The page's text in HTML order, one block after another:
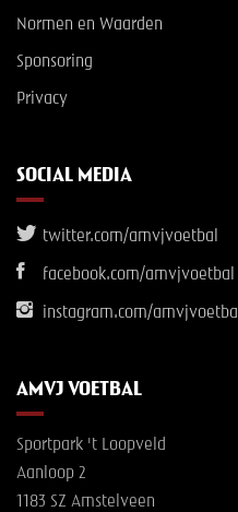
Normen en Waarden
Sponsoring
Privacy
SOCIAL MEDIA
twitter.com/amvjvoetbal
facebook.com/amvjvoetbal
instagram.com/amvjvoetbal
AMVJ VOETBAL
Sportpark 't Loopveld
Aanloop 2
1183 SZ Amstelveen